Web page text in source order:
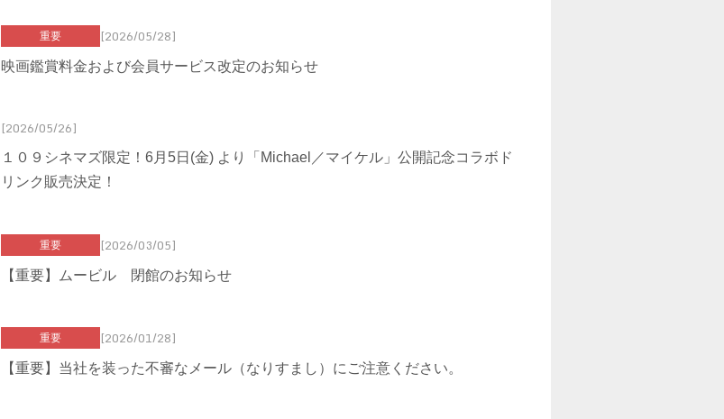
重要 [2026/05/28]
映画鑑賞料金および会員サービス改定のお知らせ
[2026/05/26]
１０９シネマズ限定！6月5日(金) より「Michael／マイケル」公開記念コラボド
リンク販売決定！
重要 [2026/03/05]
【重要】ムービル 閉館のお知らせ
重要 [2026/01/28]
【重要】当社を装った不審なメール（なりすまし）にご注意ください。